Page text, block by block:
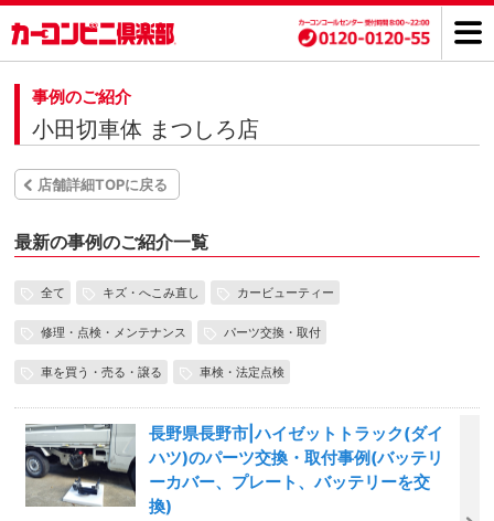
事例のご紹介
小田切車体 まつしろ店
店舗詳細TOPに戻る
最新の事例のご紹介一覧
全て キズ・へこみ直し カービューティー
修理・点検・メンテナンス パーツ交換・取付
車を買う・売る・譲る 車検・法定点検
長野県長野市|ハイゼットトラック(ダイ
ハツ)のパーツ交換・取付事例(バッテリ
ーカバー、プレート、バッテリーを交
換)